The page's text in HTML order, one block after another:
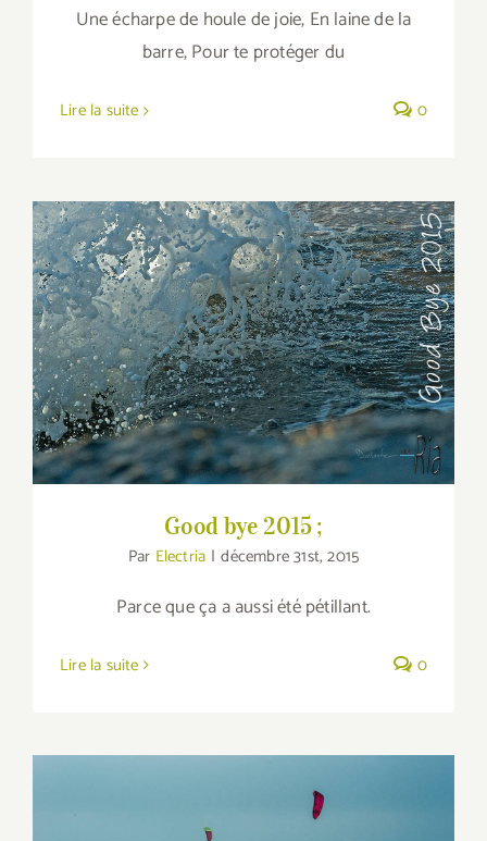
Une écharpe de houle de joie, En laine de la
barre, Pour te protéger du
Lire la suite 0
Good bye 2015 ;
Good bye 2015 ;
Par Electria | décembre 31st, 2015
Parce que ça a aussi été pétillant.
Lire la suite 0